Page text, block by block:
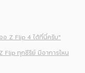
อ Z Flip 4 ได้ที่นี่ครับ"
Flip ทุกซีรีย์ มีอาการไหน